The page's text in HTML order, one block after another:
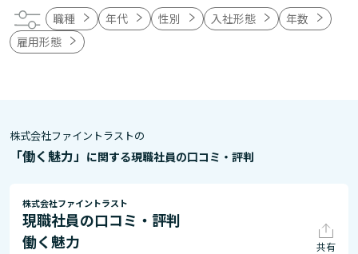
職種 年代 性別 入社形態
年数
雇用形態
株式会社ファイントラストの
「働く魅力」 に関する現職社員の口コミ・評判
株式会社ファイントラスト
現職社員の口コミ・評判
働く魅力
共有